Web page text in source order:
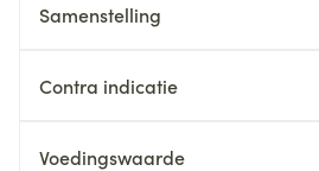
Samenstelling
Contra indicatie
Voedingswaarde